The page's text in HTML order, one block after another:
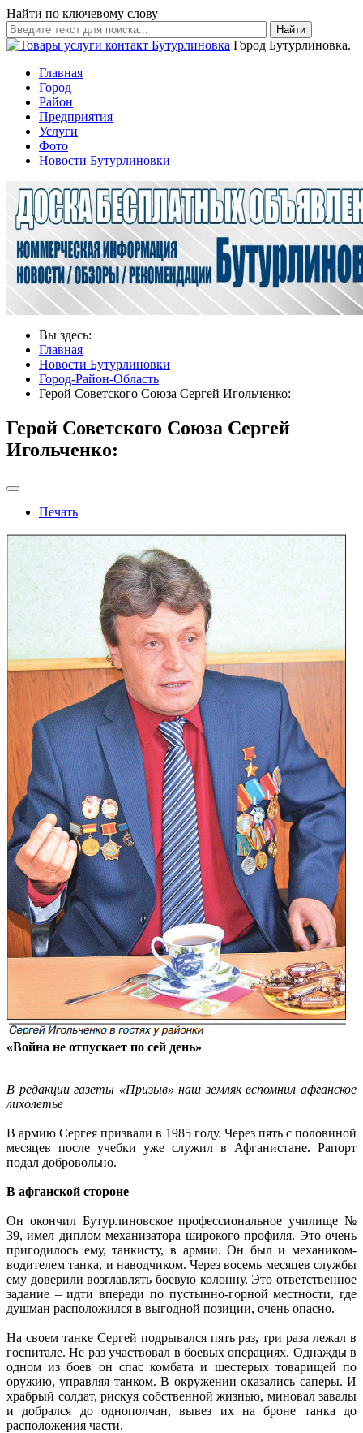
Найти по ключевому слову
Найти
Город Бутурлиновка.
Главная
Город
Район
Предприятия
Услуги
Фото
Новости Бутурлиновки
Вы здесь:
Главная
Новости Бутурлиновки
Город-Район-Область
Герой Советского Союза Сергей Игольченко:
Герой Советского Союза Сергей
Игольченко:
Печать
«Война не отпускает по сей день»
В редакции газеты «Призыв» наш земляк вспомнил афганское
лихолетье
В армию Сергея призвали в 1985 году. Через пять с половиной
месяцев после учебки уже служил в Афганистане. Рапорт
подал добровольно.
В афганской стороне
Он окончил Бутурлиновское профессиональное училище №
39, имел диплом механизатора широкого профиля. Это очень
пригодилось ему, танкисту, в армии. Он был и механиком-
водителем танка, и наводчиком. Через восемь месяцев службы
ему доверили возглавлять боевую колонну. Это ответственное
задание – идти впереди по пустынно-горной местности, где
душман расположился в выгодной позиции, очень опасно.
На своем танке Сергей подрывался пять раз, три раза лежал в
госпитале. Не раз участвовал в боевых операциях. Однажды в
одном из боев он спас комбата и шестерых товарищей по
оружию, управляя танком. В окружении оказались саперы. И
храбрый солдат, рискуя собственной жизнью, миновал завалы
и добрался до однополчан, вывез их на броне танка до
расположения части.